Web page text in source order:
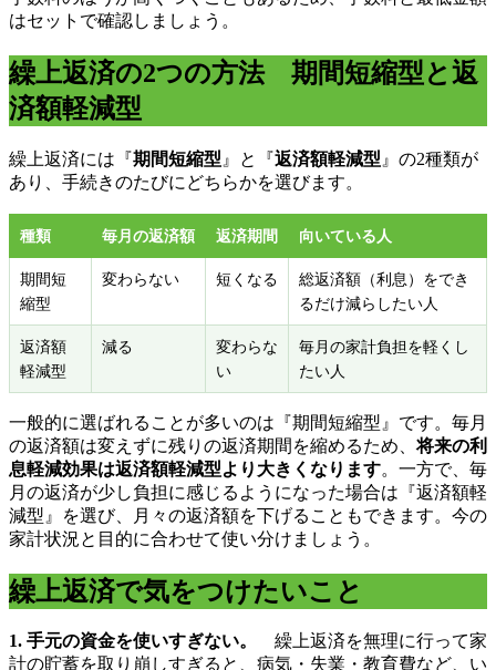
はセットで確認しましょう。
繰上返済の2つの方法 期間短縮型と返
済額軽減型
繰上返済には『期間短縮型 』と『返済額軽減型 』の2種類が
あり、手続きのたびにどちらかを選びます。
種類 毎月の返済額 返済期間 向いている人
期間短
縮型
変わらない 短くなる
総返済額（利息）をでき
るだけ減らしたい人
返済額
軽減型
減る
変わらな
い
毎月の家計負担を軽くし
たい人
一般的に選ばれることが多いのは『期間短縮型』です。毎月
の返済額は変えずに残りの返済期間を縮めるため、将来の利
息軽減効果は返済額軽減型より大きくなります。一方で、毎
月の返済が少し負担に感じるようになった場合は『返済額軽
減型』を選び、月々の返済額を下げることもできます。今の
家計状況と目的に合わせて使い分けましょう。
繰上返済で気をつけたいこと
1. 手元の資金を使いすぎない。
繰上返済を無理に行って家
計の貯蓄を取り崩しすぎると、病気・失業・教育費など、い